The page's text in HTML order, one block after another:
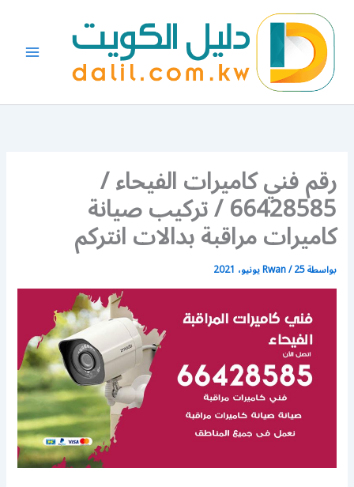
المحتوى
رقم فني كاميرات الفيحاء /
66428585 / تركيب صيانة
كاميرات مراقبة بدالات انتركم
بواسطة Rwan/25 يونيو، 2021